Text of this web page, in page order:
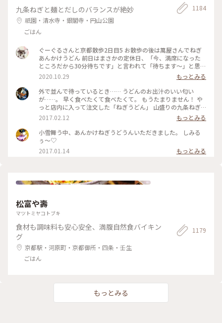
九条ねぎと麺とだしのバランスが絶妙
祇園・清水寺・銀閣寺・円山公園
ごはん
1184
ぐーぐるさんと京都散歩2日目5 お散歩の後は萬屋さんでねぎ
あんかけうどん 前日はまさかの定休日、「今、満席になった
ところだから30分待ちです」と言われて「待ちます〜」と思わ
ず♡︎😆 検温もして無事にいただきました❣️ #小さな秋 #京都 #
食欲の秋
2020.10.29
もっとみる
外で並んで待っているとき…… うどんのお出汁のいい匂い
が……。 早く食べたくて食べたくて。 もうたまりません！ や
っと店内に入って注文した「ねぎうどん」 山盛りの九条ねぎ
と、おろし生姜がのってやってきました！ あ～～もう幸せ
～！ 出汁の匂いを嗅ぎながら、ねぎと生姜、ねぎとうどん、
出汁の順で、あっという間に平らげてしまいました。 食べ終
わったときに友人と目を合わせて笑顔でほっこり！ 身も心も
2017.02.12
もっとみる
小雪舞う中、あんかけねぎうどうんいただきました。 しみる
ぅ〜♡
2017.01.14
もっとみる
松富や壽
マツトミヤコトブキ
食材も調味料も安心安全、満腹自然食バイキン
グ
京都駅・河原町・京都御所・四条・壬生
ごはん
1179
もっとみる